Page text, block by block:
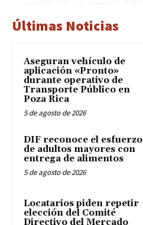
Últimas Noticias
Aseguran vehículo de
aplicación «Pronto»
durante operativo de
Transporte Público en
Poza Rica
5 de agosto de 2026
DIF reconoce el esfuerzo
de adultos mayores con
entrega de alimentos
5 de agosto de 2026
Locatarios piden repetir
elección del Comité
Directivo del Mercado